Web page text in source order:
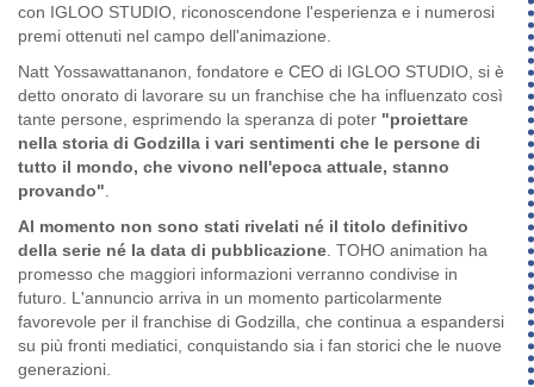
con IGLOO STUDIO, riconoscendone l'esperienza e i numerosi
premi ottenuti nel campo dell'animazione.
Natt Yossawattananon, fondatore e CEO di IGLOO STUDIO, si è
detto onorato di lavorare su un franchise che ha influenzato così
tante persone, esprimendo la speranza di poter "proiettare
nella storia di Godzilla i vari sentimenti che le persone di
tutto il mondo, che vivono nell'epoca attuale, stanno
provando".
Al momento non sono stati rivelati né il titolo definitivo
della serie né la data di pubblicazione. TOHO animation ha
promesso che maggiori informazioni verranno condivise in
futuro. L'annuncio arriva in un momento particolarmente
favorevole per il franchise di Godzilla, che continua a espandersi
su più fronti mediatici, conquistando sia i fan storici che le nuove
generazioni.